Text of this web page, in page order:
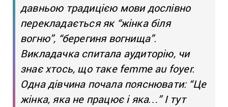
давньою традицією мови дослівно
перекладається як “жінка біля
вогню”, “берегиня вогнища”.
Викладачка спитала аудиторію, чи
знає хтось, що таке femme au foyer.
Одна дівчина почала пояснювати: “Це
жінка, яка не працює і яка…” І тут